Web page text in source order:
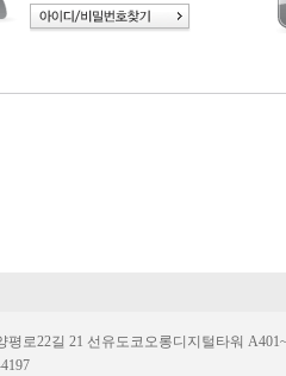
로22길 21 선유도코오롱디지털타워